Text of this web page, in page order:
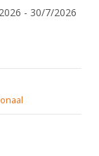
- 30/7/2026